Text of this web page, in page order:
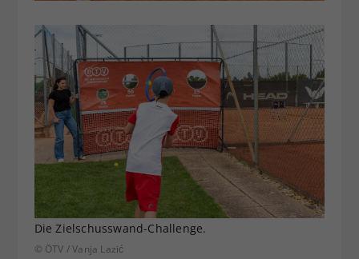
Die Zielschusswand-Challenge.
© ÖTV / Vanja Lazić